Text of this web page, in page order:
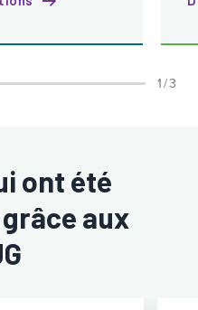
1 / 3
ont été
aux